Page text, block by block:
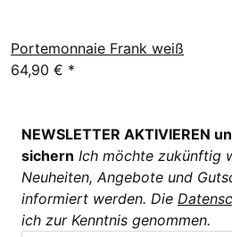
Portemonnaie Frank weiß
64,90 € *
NEWSLETTER AKTIVIEREN
sichern Ich möchte zukünftig
Neuheiten, Angebote und
informiert werden. Die
ich zur Kenntnis genommen.